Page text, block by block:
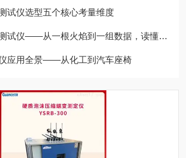
试仪选型五个核心考量维度
——从一根火焰到一组数据，读懂材料的“防火基因”
应用全景——从化工到汽车座椅